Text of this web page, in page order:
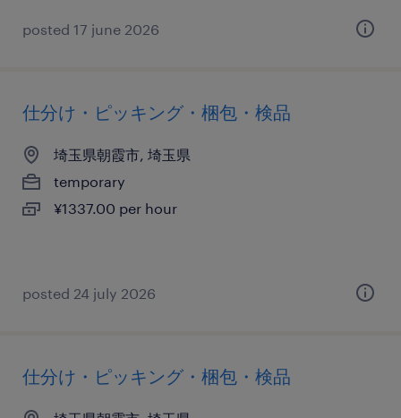
posted 17 june 2026
仕分け・ピッキング・梱包・検品
埼玉県朝霞市, 埼玉県
temporary
¥1337.00 per hour
posted 24 july 2026
仕分け・ピッキング・梱包・検品